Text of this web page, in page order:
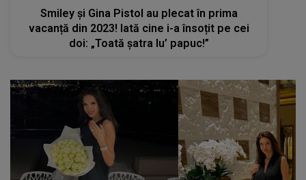
Smiley și Gina Pistol au plecat în prima
vacanță din 2023! Iată cine i-a însoțit pe cei
doi: „Toată șatra lu’ papuc!”